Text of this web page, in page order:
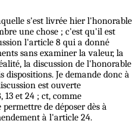
s'est livrée hier l'honorable
une chose ; c'est qu'il est
l'article 8 qui a donné
sans examiner la valeur, la
la discussion de l'honorable
Je demande donc à
est ouverte
et 24 ; ct, comme
de déposer dès à
à l'article 24.